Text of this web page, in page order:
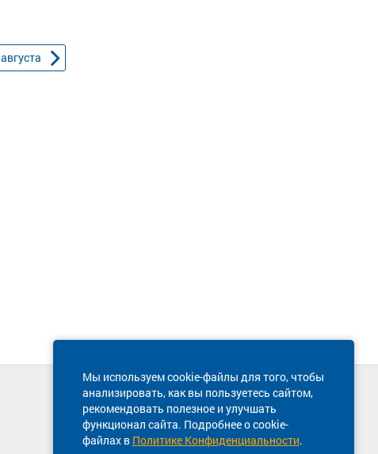
августа
Мы используем cookie-файлы для того, чтобы
анализировать, как вы пользуетесь сайтом,
рекомендовать полезное и улучшать
функционал сайта. Подробнее о cookie-
файлах в Политике Конфиденциальности.
Техническая поддержка сайта
8 800 600-03-38